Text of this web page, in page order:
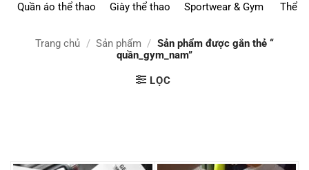
Quần áo thể thao Giày thể thao Sportwear & Gym Thể
Trang chủ / Sản phẩm / Sản phẩm được gắn thẻ “
quần_gym_nam”
LỌC